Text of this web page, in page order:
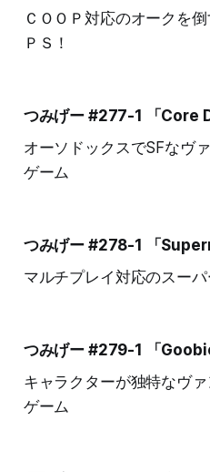
ＣＯＯＰ対応のオークを
ＰＳ！
つみげー #277-1 「Core
オーソドックスでSFなヴ
ゲーム
つみげー #278-1 「
マルチプレイ対応のスー
つみげー #279-1 「
キャラクターが独特なヴ
ゲーム